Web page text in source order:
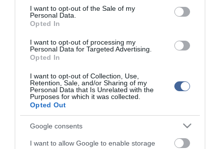
consent section.
I want to opt-out of the Sale of my
Personal Data.
Opted In
I want to opt-out of processing my
Personal Data for Targeted Advertising.
Opted In
I want to opt-out of Collection, Use,
Retention, Sale, and/or Sharing of my
Personal Data that Is Unrelated with the
Purposes for which it was collected.
Opted Out
Google consents
I want to allow Google to enable storage
Figyelem! A cikkhez hozzáfűzött hozzászólások nem a
network nézeteit
tükrözik. A szerkesztőség mindössze a hírek publikációjával foglalkozik, a
kommenteket nem tudja befolyásolni - azok az olvasók személyes véleményét
Kérjük, kulturáltan, mások személyiségi jogainak és jó hírnevének tiszteletben
tartásával kommenteljenek!
ma.hu legfrissebb hírei:
Árpádot